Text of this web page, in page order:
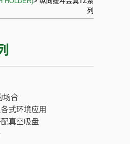
列
场合
式环境应用
真空吸盘